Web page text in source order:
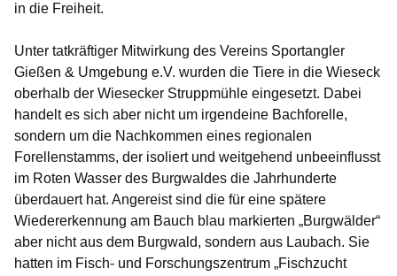
in die Freiheit.
Unter tatkräftiger Mitwirkung des Vereins Sportangler
Gießen & Umgebung e.V. wurden die Tiere in die Wieseck
oberhalb der Wiesecker Struppmühle eingesetzt. Dabei
handelt es sich aber nicht um irgendeine Bachforelle,
sondern um die Nachkommen eines regionalen
Forellenstamms, der isoliert und weitgehend unbeeinflusst
im Roten Wasser des Burgwaldes die Jahrhunderte
überdauert hat. Angereist sind die für eine spätere
Wiedererkennung am Bauch blau markierten „Burgwälder“
aber nicht aus dem Burgwald, sondern aus Laubach. Sie
hatten im Fisch- und Forschungszentrum „Fischzucht